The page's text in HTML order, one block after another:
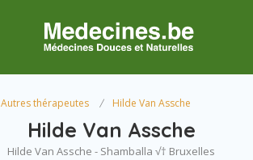
Autres thérapeutes Hilde Van Assche
Hilde Van Assche
Hilde Van Assche - Shamballa √† Bruxelles